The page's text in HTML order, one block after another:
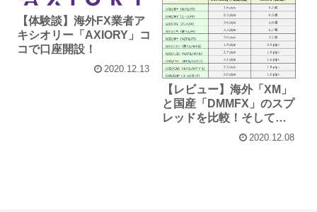
【体験談】海外FX業者ア
キシオリー「AXIORY」コ
コで口座開設！
2020.12.13
【レビュー】海外「XM」
と国産「DMMFX」のスプ
レッドを比較！そして目
2020.12.08